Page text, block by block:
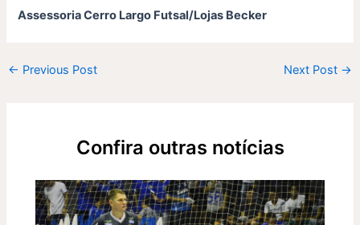
Assessoria Cerro Largo Futsal/Lojas Becker
← Previous Post Next Post →
Confira outras notícias